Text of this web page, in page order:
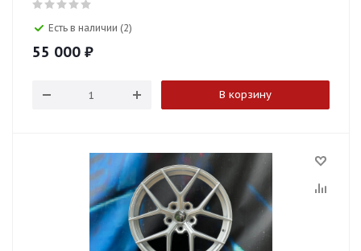
Есть в наличии (2)
55 000 ₽
В корзину